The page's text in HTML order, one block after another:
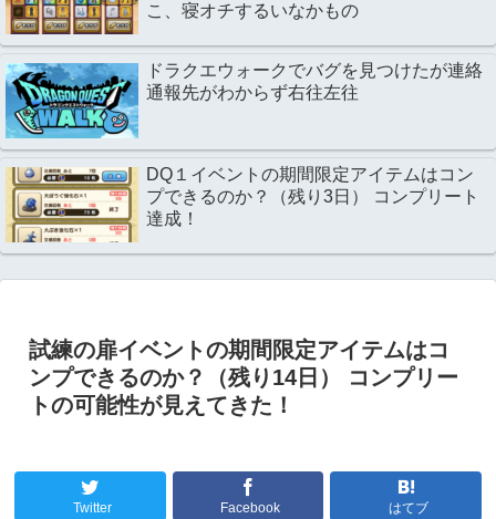
こ、寝オチするいなかもの
ドラクエウォークでバグを見つけたが連絡
通報先がわからず右往左往
DQ１イベントの期間限定アイテムはコン
プできるのか？（残り3日） コンプリート
達成！
試練の扉イベントの期間限定アイテムはコ
ンプできるのか？（残り14日） コンプリー
トの可能性が見えてきた！
Twitter Facebook はてブ